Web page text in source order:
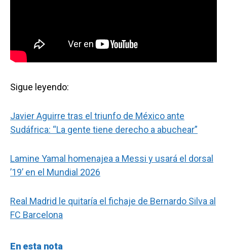
Sigue leyendo:
Javier Aguirre tras el triunfo de México ante
Sudáfrica: “La gente tiene derecho a abuchear”
Lamine Yamal homenajea a Messi y usará el dorsal
’19’ en el Mundial 2026
Real Madrid le quitaría el fichaje de Bernardo Silva al
FC Barcelona
En esta nota